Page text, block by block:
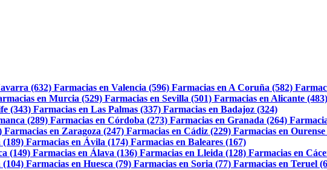
(632) Farmacias en Valencia (596) Farmacias en A Coruña (582)
en Murcia (529) Farmacias en Sevilla (501) Farmacias en Alicante (483)
(343) Farmacias en Las Palmas (337) Farmacias en Badajoz (324)
(289) Farmacias en Córdoba (273) Farmacias en Granada (264)
Farmacias en Zaragoza (247) Farmacias en Cádiz (229) Farmacias en Ourense
(189) Farmacias en Ávila (174) Farmacias en Baleares (167)
(149) Farmacias en Álava (136) Farmacias en Lleida (128) Farmacias en
(104) Farmacias en Huesca (79) Farmacias en Soria (77) Farmacias en Teruel